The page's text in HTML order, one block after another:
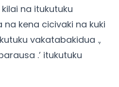
na itukutuku
kena cicivaki na kuki
vakatabakidua .,
.’ itukutuku